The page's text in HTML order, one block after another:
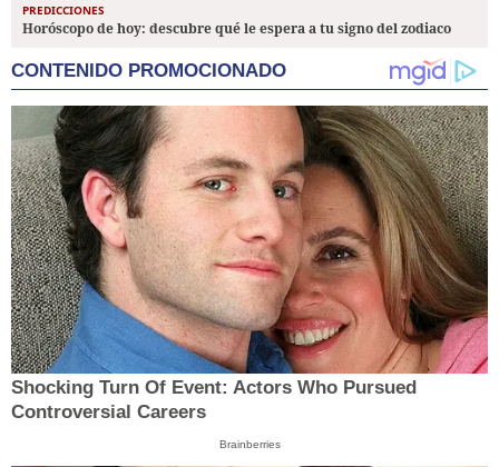
PREDICCIONES
Horóscopo de hoy: descubre qué le espera a tu signo del zodiaco
CONTENIDO PROMOCIONADO
Shocking Turn Of Event: Actors Who Pursued
Controversial Careers
Brainberries